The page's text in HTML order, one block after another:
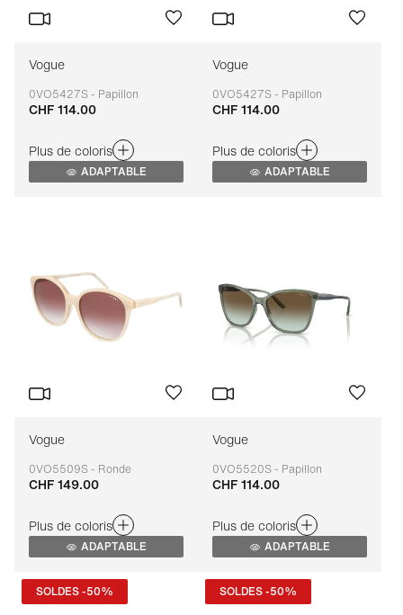
Vogue
0VO5427S - Papillon
Adaptable
CHF 114.00
Plus de coloris
ADAPTABLE
Vogue
0VO5427S - Papillon
Adaptable
CHF 114.00
Plus de coloris
ADAPTABLE
Vogue
0VO5509S - Ronde
Adaptable
CHF 149.00
Plus de coloris
ADAPTABLE
Vogue
0VO5520S - Papillon
Adaptable
CHF 114.00
Plus de coloris
ADAPTABLE
SOLDES -50% SOLDES -50%